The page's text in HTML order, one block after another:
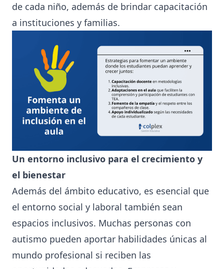
de cada niño, además de brindar capacitación
a instituciones y familias.
Un entorno inclusivo para el crecimiento y
el bienestar
Además del ámbito educativo, es esencial que
el entorno social y laboral también sean
espacios inclusivos. Muchas personas con
autismo pueden aportar habilidades únicas al
mundo profesional si reciben las